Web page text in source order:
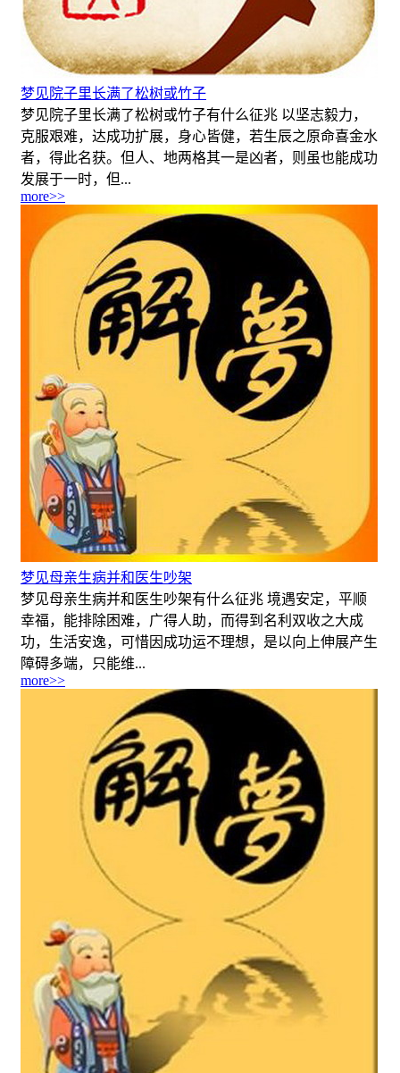
梦见院子里长满了松树或竹子
梦见院子里长满了松树或竹子有什么征兆 以坚志毅力，
克服艰难，达成功扩展，身心皆健，若生辰之原命喜金水
者，得此名获。但人、地两格其一是凶者，则虽也能成功
发展于一时，但...
more>>
梦见母亲生病并和医生吵架
梦见母亲生病并和医生吵架有什么征兆 境遇安定，平顺
幸福，能排除困难，广得人助，而得到名利双收之大成
功，生活安逸，可惜因成功运不理想，是以向上伸展产生
障碍多端，只能维...
more>>